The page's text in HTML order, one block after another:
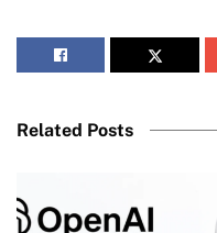
Related Posts